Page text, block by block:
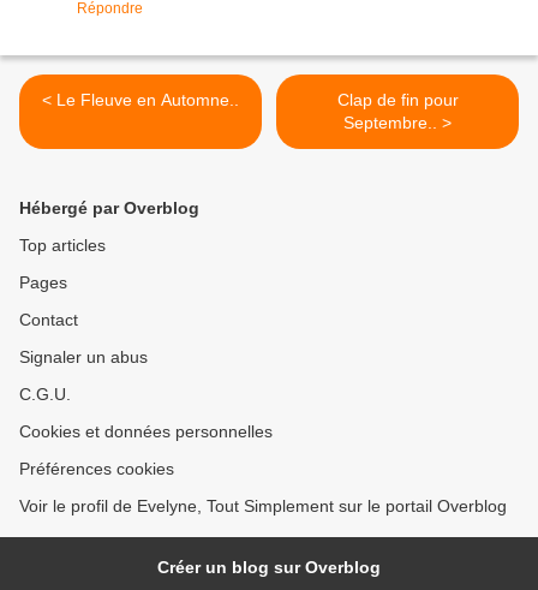
Répondre
< Le Fleuve en Automne..
Clap de fin pour
Septembre.. >
Hébergé par Overblog
Top articles
Pages
Contact
Signaler un abus
C.G.U.
Cookies et données personnelles
Préférences cookies
Voir le profil de Evelyne, Tout Simplement sur le portail Overblog
Créer un blog sur Overblog